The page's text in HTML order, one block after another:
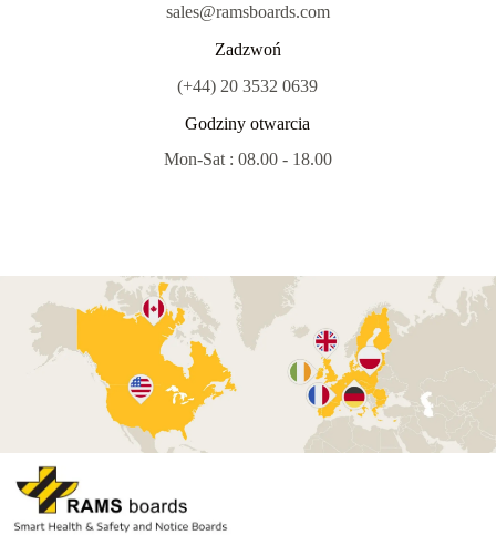
sales@ramsboards.com
Zadzwoń
(+44) 20 3532 0639
Godziny otwarcia
Mon-Sat : 08.00 - 18.00